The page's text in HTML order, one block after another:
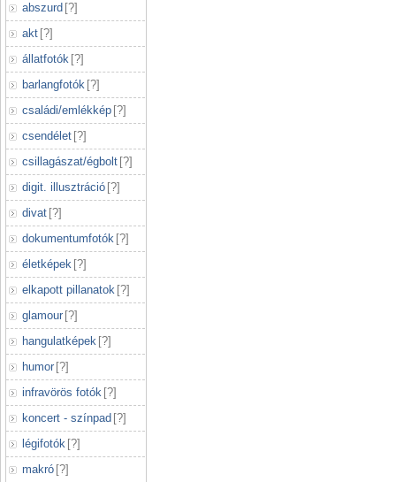
abszurd [?]
akt [?]
állatfotók [?]
barlangfotók [?]
családi/emlékkép [?]
csendélet [?]
csillagászat/égbolt [?]
digit. illusztráció [?]
divat [?]
dokumentumfotók [?]
életképek [?]
elkapott pillanatok [?]
glamour [?]
hangulatképek [?]
humor [?]
infravörös fotók [?]
koncert - színpad [?]
légifotók [?]
makró [?]